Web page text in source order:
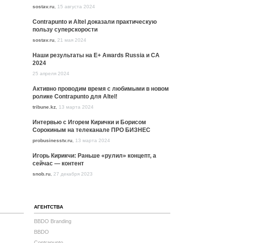
sostav.ru 15 августа 2024
Contrapunto и Altel доказали практическую
пользу суперскорости
sostav.ru 21 мая 2024
Наши результаты на E+ Awards Russia и CA
2024
25 апреля 2024
Активно проводим время с любимыми в новом
ролике Contrapunto для Altel!
tribune.kz 13 марта 2024
Интервью с Игорем Кирички и Борисом
Сорокиным на телеканале ПРО БИЗНЕС
probusinesstv.ru 13 марта 2024
Игорь Кирикчи: Раньше «рулил» концепт, а
сейчас — контент
snob.ru 27 декабря 2023
АГЕНТСТВА
BBDO Branding
BBDO